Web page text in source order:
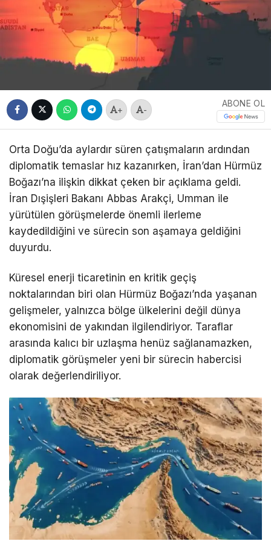
+ -
ABONE OL
Orta Doğu’da aylardır süren çatışmaların ardından
diplomatik temaslar hız kazanırken, İran’dan Hürmüz
Boğazı’na ilişkin dikkat çeken bir açıklama geldi.
İran Dışişleri Bakanı Abbas Arakçi, Umman ile
yürütülen görüşmelerde önemli ilerleme
kaydedildiğini ve sürecin son aşamaya geldiğini
duyurdu.
Küresel enerji ticaretinin en kritik geçiş
noktalarından biri olan Hürmüz Boğazı’nda yaşanan
gelişmeler, yalnızca bölge ülkelerini değil dünya
ekonomisini de yakından ilgilendiriyor. Taraflar
arasında kalıcı bir uzlaşma henüz sağlanamazken,
diplomatik görüşmeler yeni bir sürecin habercisi
olarak değerlendiriliyor.